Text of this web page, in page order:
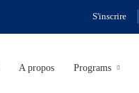
S'inscrire
A propos Programs